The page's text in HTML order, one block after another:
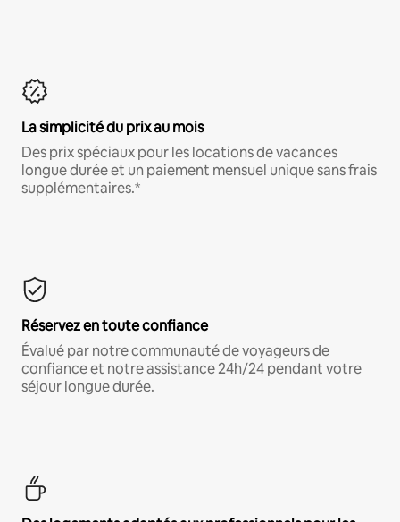
La simplicité du prix au mois
Des prix spéciaux pour les locations de vacances
longue durée et un paiement mensuel unique sans frais
supplémentaires.*
Réservez en toute confiance
Évalué par notre communauté de voyageurs de
confiance et notre assistance 24h/24 pendant votre
séjour longue durée.